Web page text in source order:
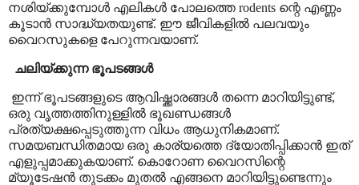
നശിയ്ക്കുമ്പോൾ എലികൾ പോലത്തെ rodents ന്റെ എണ്ണം
കൂടാൻ സാദ്ധ്യതയുണ്ട്. ഈ ജീവികളിൽ പലവയും
വൈറസുകളെ പേറുന്നവയാണ്.
ചലിയ്ക്കുന്ന ഭൂപടങ്ങൾ
ഇന്ന് ഭൂപടങ്ങളുടെ ആവിഷ്ക്കാരങ്ങൾ തന്നെ മാറിയിട്ടുണ്ട്,
ഒരു വൃത്തത്തിനുള്ളിൽ ഭൂഖണ്ഡങ്ങൾ
പ്രത്യക്ഷപ്പെടുത്തുന്ന വിധം ആധുനികമാണ്.
സമയബന്ധിതമായ ഒരു കാര്യത്തെ ദ്യോതിപ്പിക്കാൻ ഇത്
എളുപ്പമാക്കുകയാണ്. കൊറോണ വൈറസിന്റെ
മ്യൂടേഷൻ തുടക്കം മുതൽ എങ്ങനെ മാറിയിട്ടുണ്ടെന്നും